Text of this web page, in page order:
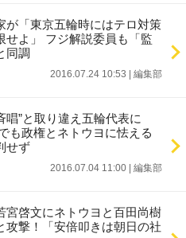
が「東京五輪時にはテロ対策
せよ」 フジ解説委員も「監
同調
2016.07.24 10:53 編集部
唱”と取り違え五輪代表に
も政権とネトウヨに怯える
せず
2016.07.04 11:00 編集部
宮啓文にネトウヨと百田尚樹
攻撃！「安倍叩きは朝日の社